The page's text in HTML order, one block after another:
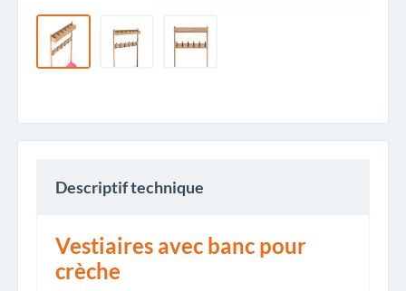
Descriptif technique
Vestiaires avec banc pour
crèche